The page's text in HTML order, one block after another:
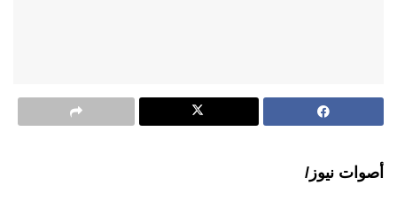
أصوات نيوز/